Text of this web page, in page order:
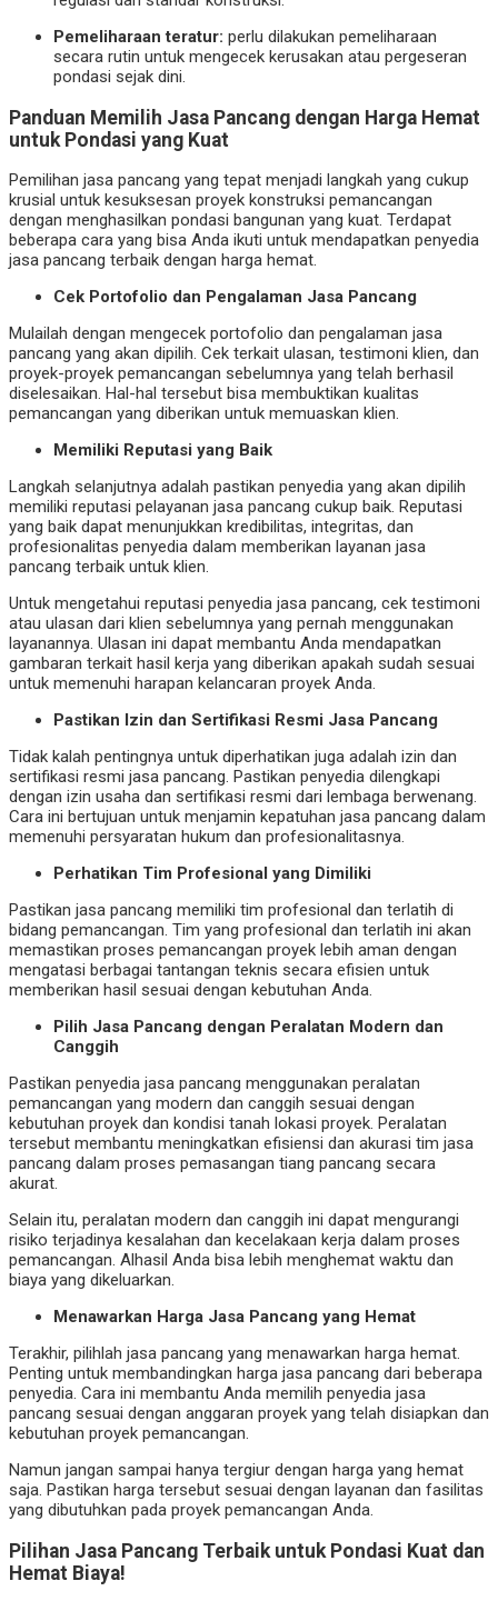
Pemeliharaan teratur: perlu dilakukan pemeliharaan
secara rutin untuk mengecek kerusakan atau pergeseran
pondasi sejak dini.
Panduan Memilih Jasa Pancang dengan Harga Hemat
untuk Pondasi yang Kuat
Pemilihan jasa pancang yang tepat menjadi langkah yang cukup
krusial untuk kesuksesan proyek konstruksi pemancangan
dengan menghasilkan pondasi bangunan yang kuat. Terdapat
beberapa cara yang bisa Anda ikuti untuk mendapatkan penyedia
jasa pancang terbaik dengan harga hemat.
Cek Portofolio dan Pengalaman Jasa Pancang
Mulailah dengan mengecek portofolio dan pengalaman jasa
pancang yang akan dipilih. Cek terkait ulasan, testimoni klien, dan
proyek-proyek pemancangan sebelumnya yang telah berhasil
diselesaikan. Hal-hal tersebut bisa membuktikan kualitas
pemancangan yang diberikan untuk memuaskan klien.
Memiliki Reputasi yang Baik
Langkah selanjutnya adalah pastikan penyedia yang akan dipilih
memiliki reputasi pelayanan jasa pancang cukup baik. Reputasi
yang baik dapat menunjukkan kredibilitas, integritas, dan
profesionalitas penyedia dalam memberikan layanan jasa
pancang terbaik untuk klien.
Untuk mengetahui reputasi penyedia jasa pancang, cek testimoni
atau ulasan dari klien sebelumnya yang pernah menggunakan
layanannya. Ulasan ini dapat membantu Anda mendapatkan
gambaran terkait hasil kerja yang diberikan apakah sudah sesuai
untuk memenuhi harapan kelancaran proyek Anda.
Pastikan Izin dan Sertifikasi Resmi Jasa Pancang
Tidak kalah pentingnya untuk diperhatikan juga adalah izin dan
sertifikasi resmi jasa pancang. Pastikan penyedia dilengkapi
dengan izin usaha dan sertifikasi resmi dari lembaga berwenang.
Cara ini bertujuan untuk menjamin kepatuhan jasa pancang dalam
memenuhi persyaratan hukum dan profesionalitasnya.
Perhatikan Tim Profesional yang Dimiliki
Pastikan jasa pancang memiliki tim profesional dan terlatih di
bidang pemancangan. Tim yang profesional dan terlatih ini akan
memastikan proses pemancangan proyek lebih aman dengan
mengatasi berbagai tantangan teknis secara efisien untuk
memberikan hasil sesuai dengan kebutuhan Anda.
Pilih Jasa Pancang dengan Peralatan Modern dan
Canggih
Pastikan penyedia jasa pancang menggunakan peralatan
pemancangan yang modern dan canggih sesuai dengan
kebutuhan proyek dan kondisi tanah lokasi proyek. Peralatan
tersebut membantu meningkatkan efisiensi dan akurasi tim jasa
pancang dalam proses pemasangan tiang pancang secara
akurat.
Selain itu, peralatan modern dan canggih ini dapat mengurangi
risiko terjadinya kesalahan dan kecelakaan kerja dalam proses
pemancangan. Alhasil Anda bisa lebih menghemat waktu dan
biaya yang dikeluarkan.
Menawarkan Harga Jasa Pancang yang Hemat
Terakhir, pilihlah jasa pancang yang menawarkan harga hemat.
Penting untuk membandingkan harga jasa pancang dari beberapa
penyedia. Cara ini membantu Anda memilih penyedia jasa
pancang sesuai dengan anggaran proyek yang telah disiapkan dan
kebutuhan proyek pemancangan.
Namun jangan sampai hanya tergiur dengan harga yang hemat
saja. Pastikan harga tersebut sesuai dengan layanan dan fasilitas
yang dibutuhkan pada proyek pemancangan Anda.
Pilihan Jasa Pancang Terbaik untuk Pondasi Kuat dan
Hemat Biaya!